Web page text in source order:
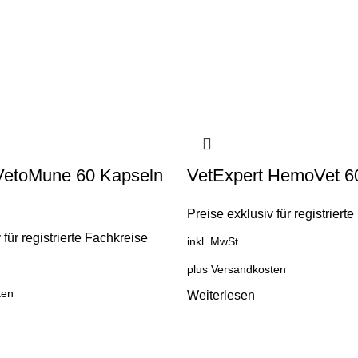
60 Kapseln
registrierte Fachkreise
VetExpert HemoVet
Preise exklusiv für
inkl. MwSt.
plus Versandkosten
Weiterlesen